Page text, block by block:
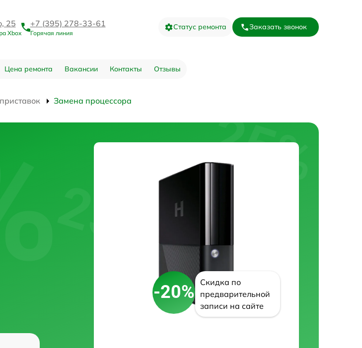
25
Xbox
+7 (395) 278-33-61
Горячая линия
Статус ремонта Заказать звонок
Цена ремонта Вакансии Контакты Отзывы
Замена процессора
-20%
Скидка по
предварительной
записи на сайте